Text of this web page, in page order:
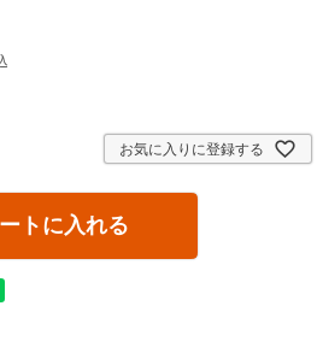
お気に入りに登録する
トに入れる